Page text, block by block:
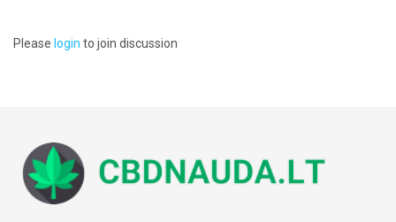
Please login to join discussion